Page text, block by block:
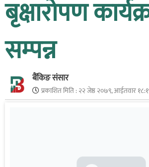
बृक्षारोपण
सम्पन्न
बैंकिङ संसार
प्रकाशित मिति :२२ जेष्ठ २०७९, आईतवार